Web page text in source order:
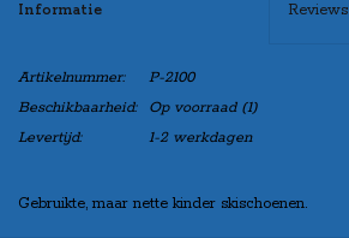
Informatie Reviews
Artikelnummer:
P-2100
Beschikbaarheid:
Op voorraad(1)
Levertijd:
1-2 werkdagen
Gebruikte, maar nette kinder skischoenen.